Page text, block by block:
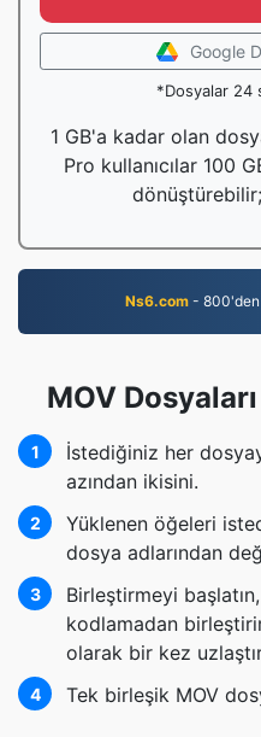
Google
*Dosyalar 24
1 GB'a kadar olan
Pro kullanıcılar 100
dönüştürebilir;
Ns6.com - 800'den
MOV
1
İstediğiniz her
azından ikisini.
2
Yüklenen öğeleri
dosya adlarından
3
Birleştirmeyi
kodlamadan
olarak bir kez
4 Tek birleşik MOV